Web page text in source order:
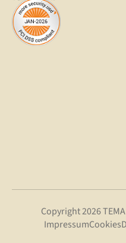
Copyright 2026
ImpressumCookies